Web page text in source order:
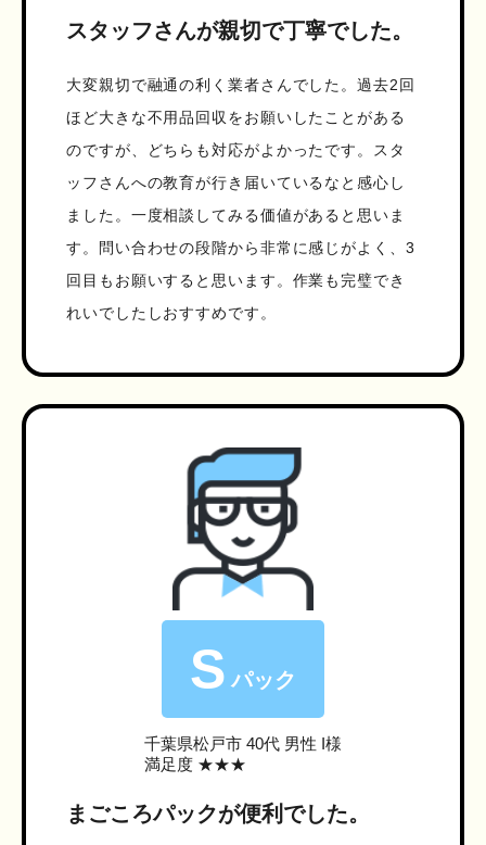
スタッフさんが親切で丁寧でした。
大変親切で融通の利く業者さんでした。過去2回
ほど大きな不用品回収をお願いしたことがある
のですが、どちらも対応がよかったです。スタ
ッフさんへの教育が行き届いているなと感心し
ました。一度相談してみる価値があると思いま
す。問い合わせの段階から非常に感じがよく、3
回目もお願いすると思います。作業も完璧でき
れいでしたしおすすめです。
S パック
千葉県松戸市 40代 男性 I様
満足度 ★★★
まごころパックが便利でした。